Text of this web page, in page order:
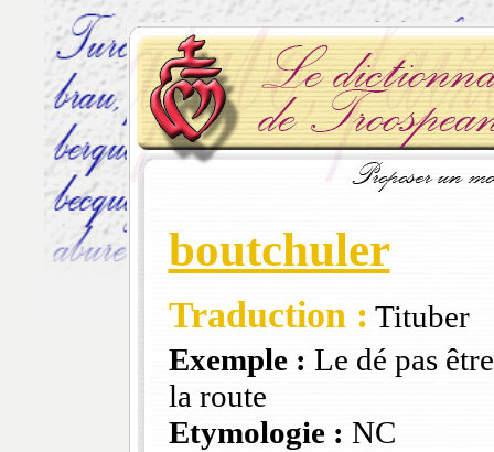
boutchuler
Traduction : Tituber
Exemple : Le dé pas
la route
Etymologie : NC